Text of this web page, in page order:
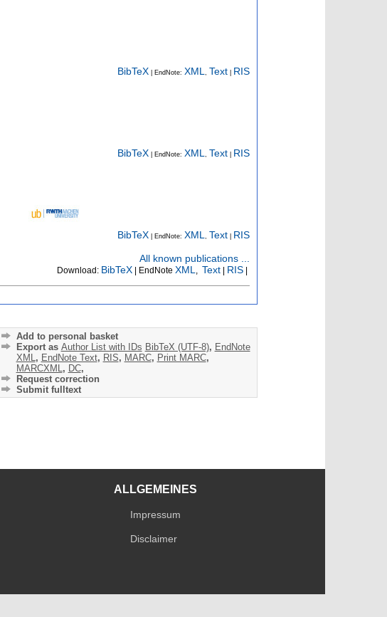
BibTeX | EndNote: XML , Text RIS
BibTeX | EndNote: XML , Text RIS
BibTeX | EndNote: XML , Text RIS
All known publications ...
Download: BibTeX | EndNote XML Text RIS
Add to personal basket
Export as Author List with IDs BibTeX (UTF-8), EndNote
XML , EndNote Text, RIS, MARC, Print MARC,
MARCXML , DC,
Request correction
Submit fulltext
ALLGEMEINES
Impressum
Disclaimer